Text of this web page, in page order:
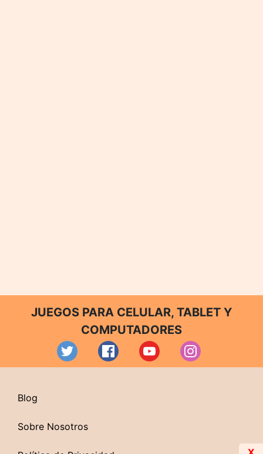
JUEGOS PARA CELULAR, TABLET Y
COMPUTADORES
Blog
Sobre Nosotros